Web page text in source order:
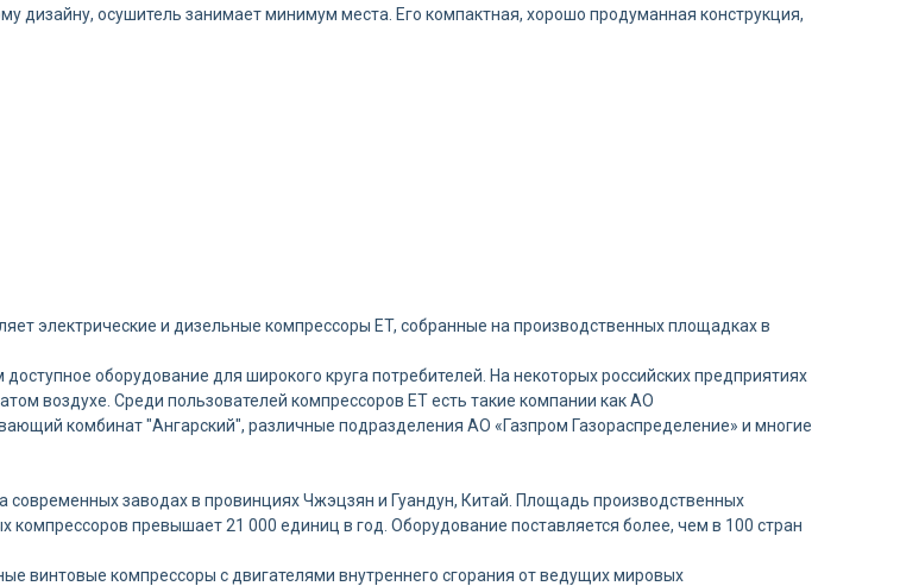
дизайну, осушитель занимает минимум места. Его компактная, хорошо продуманная конструкция,
электрические и дизельные компрессоры ET, собранные на производственных площадках в
оборудование для широкого круга потребителей. На некоторых российских предприятиях
воздухе. Среди пользователей компрессоров ET есть такие компании как АО
комбинат "Ангарский", различные подразделения АО «Газпром Газораспределение» и многие
современных заводах в провинциях Чжэцзян и Гуандун, Китай. Площадь производственных
превышает 21 000 единиц в год. Оборудование поставляется более, чем в 100 стран
винтовые компрессоры с двигателями внутреннего сгорания от ведущих мировых